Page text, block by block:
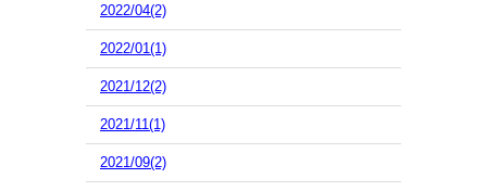
2022/04(2)
2022/01(1)
2021/12(2)
2021/11(1)
2021/09(2)